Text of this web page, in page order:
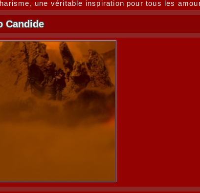
une véritable inspiration pour tous les
Candide